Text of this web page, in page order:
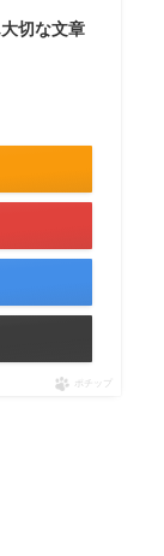
切な文章
ポチップ